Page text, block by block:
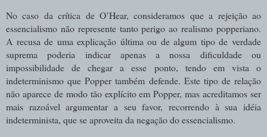
No caso da crítica de O’Hear, consideramos que a rejeição ao
essencialismo não represente tanto perigo ao realismo popperiano.
A recusa de uma explicação última ou de algum tipo de verdade
suprema poderia indicar apenas a nossa dificuldade ou
impossibilidade de chegar a esse ponto, tendo em vista o
indeterminismo que Popper também defende. Este tipo de relação
não aparece de modo tão explícito em Popper, mas acreditamos ser
mais razoável argumentar a seu favor, recorrendo à sua idéia
indeterminista, que se aproveita da negação do essencialismo.